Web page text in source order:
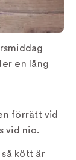
en lång
förrätt vid
vid nio.
kött är